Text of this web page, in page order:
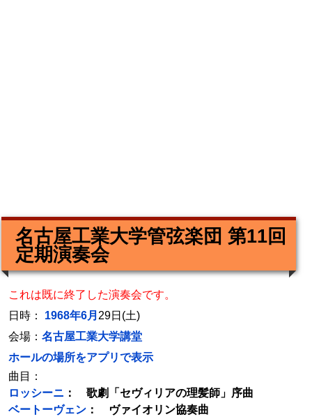
名古屋工業大学管弦楽団 第11回
定期演奏会
これは既に終了した演奏会です。
日時： 1968年6月 29日(土)
会場： 名古屋工業大学講堂
ホールの場所をアプリで表示
曲目：
ロッシーニ ： 歌劇「セヴィリアの理髪師」序曲
ベートーヴェン ： ヴァイオリン協奏曲